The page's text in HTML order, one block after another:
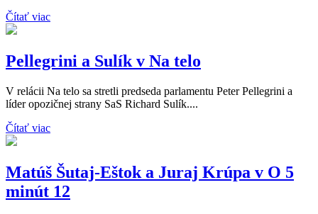
Čítať viac
Pellegrini a Sulík v Na telo
V relácii Na telo sa stretli predseda parlamentu Peter Pellegrini a
líder opozičnej strany SaS Richard Sulík....
Čítať viac
Matúš Šutaj-Eštok a Juraj Krúpa v O 5
minút 12